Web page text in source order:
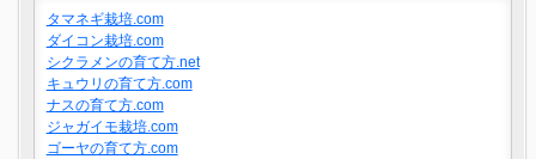
タマネギ栽培.com
ダイコン栽培.com
シクラメンの育て方.net
キュウリの育て方.com
ナスの育て方.com
ジャガイモ栽培.com
ゴーヤの育て方.com